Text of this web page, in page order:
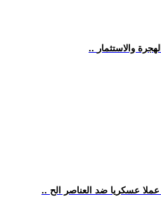
والاستثمار
عسكريا ضد العناصر الح